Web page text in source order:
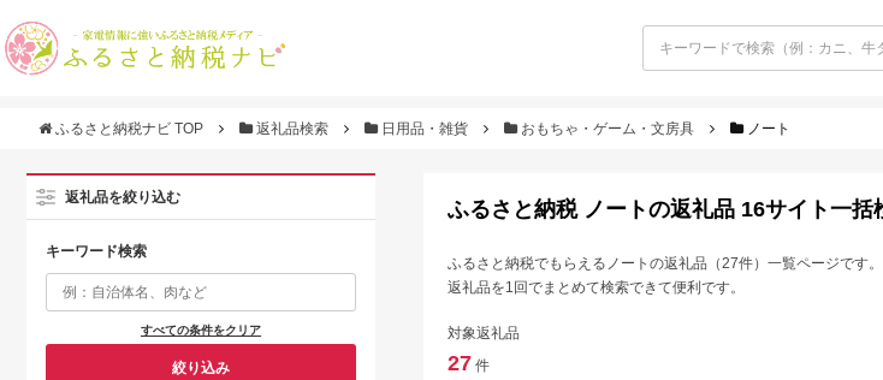
ふるさと納税ナビ TOP 返礼品検索 日用品・雑貨 おもちゃ・ゲーム・文房具 ノート
返礼品を絞り込む
キーワード検索
すべての条件をクリア
絞り込み
ふるさと納税 ノートの返礼品 16サイト一括
ふるさと納税でもらえるノートの返礼品（27件）一覧ページです
返礼品を1回でまとめて検索できて便利です。
対象返礼品
27 件